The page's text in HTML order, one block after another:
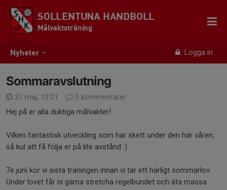
Nyheter Logga in
SOLLENTUNA HANDBOLL
Målvaktsträning
Sommaravslutning
21 maj, 10:21
0 kommentarer
Hej på er alla duktiga målvakter!
Vilken fantastisk utveckling som har skett under den här våren,
så kul att få följa er på lite avstånd :)
7e juni kör vi sista träningen innan vi tar ett härligt sommarlov.
Under lovet får ni gärna stretcha regelbundet och äta massa